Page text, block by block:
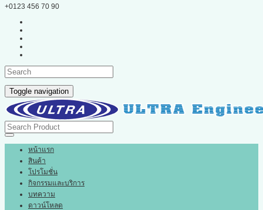
+0123 456 70 90
Toggle navigation
หน้าแรก
สินค้า
โปรโมชั่น
กิจกรรมและบริการ
บทความ
ดาวน์โหลด